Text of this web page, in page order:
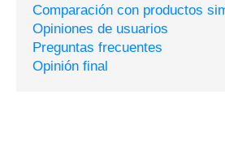
Comparación con productos
Opiniones de usuarios
Preguntas frecuentes
Opinión final